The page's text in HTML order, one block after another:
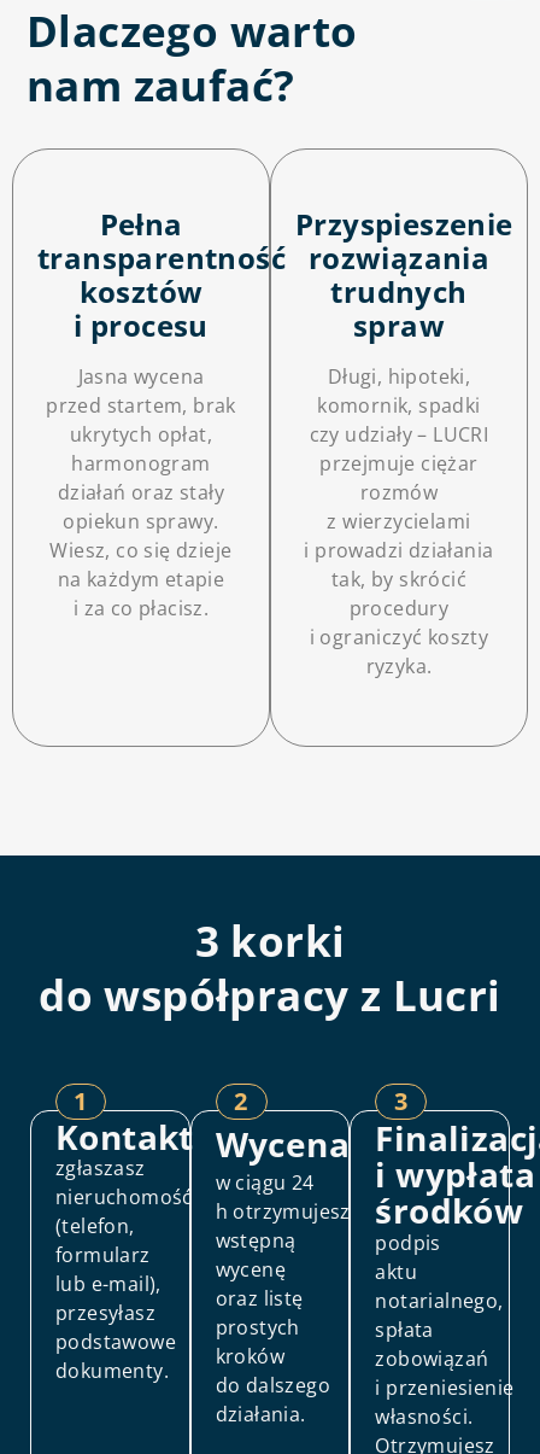
Dlaczego warto
nam zaufać?
Pełna
transparentność
kosztów
i procesu
Jasna wycena
przed startem, brak
ukrytych opłat,
harmonogram
działań oraz stały
opiekun sprawy.
Wiesz, co się dzieje
na każdym etapie
i za co płacisz.
Przyspieszenie
rozwiązania
trudnych
spraw
Długi, hipoteki,
komornik, spadki
czy udziały – LUCRI
przejmuje ciężar
rozmów
z wierzycielami
i prowadzi działania
tak, by skrócić
procedury
i ograniczyć koszty
ryzyka.
3 korki
do współpracy z Lucri
1
Kontakt
zgłaszasz
nieruchomość
(telefon,
formularz
lub e-mail),
przesyłasz
podstawowe
dokumenty.
2
Wycena
w ciągu 24
h otrzymujesz
wstępną
wycenę
oraz listę
prostych
kroków
do dalszego
działania.
3
i wypłata
środków
podpis
aktu
notarialnego,
spłata
zobowiązań
i przeniesienie
własności.
Otrzymujesz